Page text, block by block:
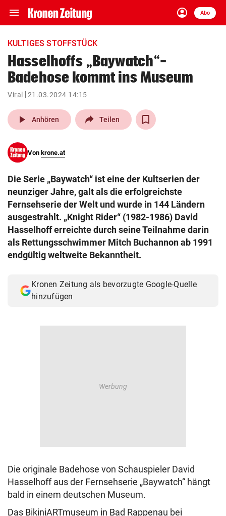
menu Navigation
ein-/ausklappen
account_circle
Anmelden
Abo
close Schließen
account_circle Anmelden
arrow_right
pin_drop
Wien arrow_right
search
eingeben
Muthgasse 2, 1190 Wien
KULTIGES STOFFSTÜCK
Hasselhoffs „Baywatch“-
Badehose kommt ins Museum
Viral 21.03.2024 14:15
play_arrow Anhören Teilen
Von krone.at
Die Serie „Baywatch“ ist eine der Kultserien der
neunziger Jahre, galt als die erfolgreichste
Fernsehserie der Welt und wurde in 144 Ländern
ausgestrahlt. „Knight Rider“ (1982-1986) David
Hasselhoff erreichte durch seine Teilnahme darin
als Rettungsschwimmer Mitch Buchannon ab 1991
endgültig weltweite Bekanntheit.
Kronen Zeitung als bevorzugte Google-Quelle
hinzufügen
Die originale Badehose von Schauspieler David
Hasselhoff aus der Fernsehserie „Baywatch“ hängt
bald in einem deutschen Museum.
Das BikiniARTmuseum in Bad Rappenau bei